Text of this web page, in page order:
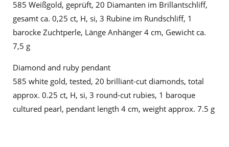
585 Weißgold, geprüft, 20 Diamanten im Brillantschliff,
gesamt ca. 0,25 ct, H, si, 3 Rubine im Rundschliff, 1
barocke Zuchtperle, Länge Anhänger 4 cm, Gewicht ca.
7,5 g
Diamond and ruby pendant
585 white gold, tested, 20 brilliant-cut diamonds, total
approx. 0.25 ct, H, si, 3 round-cut rubies, 1 baroque
cultured pearl, pendant length 4 cm, weight approx. 7.5 g